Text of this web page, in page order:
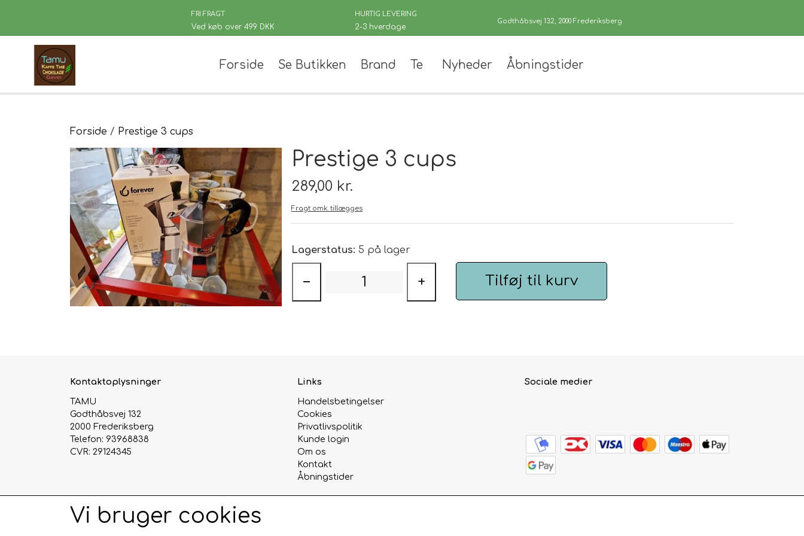
FRI FRAGT
Ved køb over 499 DKK
HURTIG LEVERING
2-3 hverdage
Godthåbsvej 132, 2000 Frederiksberg
Forside Se Butikken Brand Te
Kusmi Te
Grøn Hvid Te
Hvid Te
Rooibush
Urte & Frugt teer
Husets Teblandinger
Nyheder Åbningstider
Forside Prestige 3 cups
Prestige 3 cups
289,00 kr.
Fragt omk. tillægges
Lagerstatus: 5 på lager
− + Tilføj til kurv
Kontaktoplysninger
TAMU
Godthåbsvej 132
2000 Frederiksberg
Telefon: 93968838
CVR: 29124345
Links
Handelsbetingelser
Cookies
Privatlivspolitik
Kunde login
Om os
Kontakt
Åbningstider
Sociale medier
Vi bruger cookies